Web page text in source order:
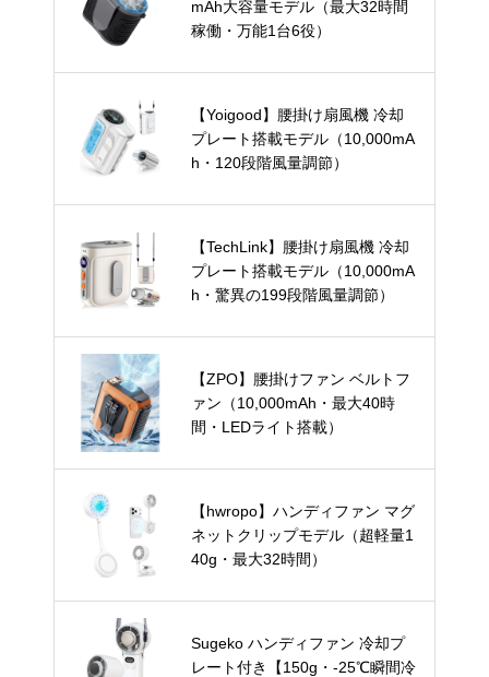
mAh大容量モデル（最大32時間
稼働・万能1台6役）
【Yoigood】腰掛け扇風機 冷却
プレート搭載モデル（10,000mA
h・120段階風量調節）
【TechLink】腰掛け扇風機 冷却
プレート搭載モデル（10,000mA
h・驚異の199段階風量調節）
【ZPO】腰掛けファン ベルトフ
ァン（10,000mAh・最大40時
間・LEDライト搭載）
【hwropo】ハンディファン マグ
ネットクリップモデル（超軽量1
40g・最大32時間）
Sugeko ハンディファン 冷却プ
レート付き【150g・-25℃瞬間冷